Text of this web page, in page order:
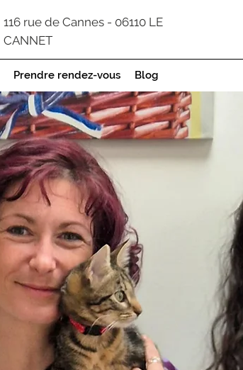
116 rue de Cannes - 06110 LE
CANNET
Prendre rendez-vous Blog